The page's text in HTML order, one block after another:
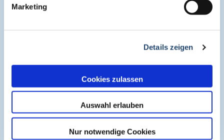
Marketing
Details zeigen
Cookies zulassen
Auswahl erlauben
Nur notwendige Cookies
c/o CME-Verlag Medcram
91077 Neunkirchen am Brand
helpdesk@medcram.de
Online Symposien
Symposium PULSE